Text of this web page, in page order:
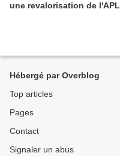
une revalorisation de l'APL
Hébergé par Overblog
Top articles
Pages
Contact
Signaler un abus